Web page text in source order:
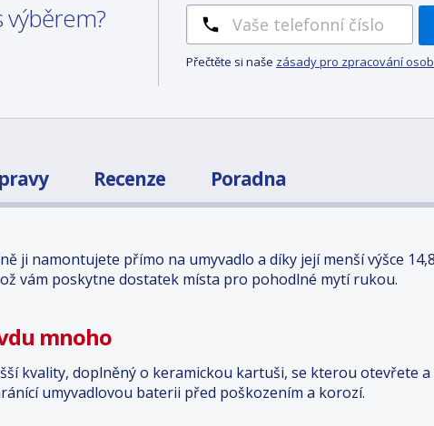
Přečtěte si naše zásady pro zpracování
Recenze Poradna
ji namontujete přímo na umyvadlo a díky její menší výšce
vám poskytne dostatek místa pro pohodlné mytí rukou.
mnoho
kvality, doplněný o keramickou kartuši, se kterou otevřete
umyvadlovou baterii před poškozením a korozí.